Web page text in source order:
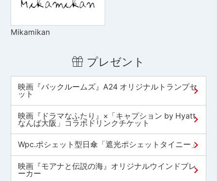
Mikamikan
プレゼント
映画『バックルームズ』A24 オリジナルトランプセ
ット
映画『ドラマなふたり』×「キャプション by Hyatt
なんば大阪」コラボドリンクチケット
Wpc.ポシェット型日傘「遮光ポシェットタイニー」
映画『モアナと伝説の海』オリジナルウインドブレ
ーカー